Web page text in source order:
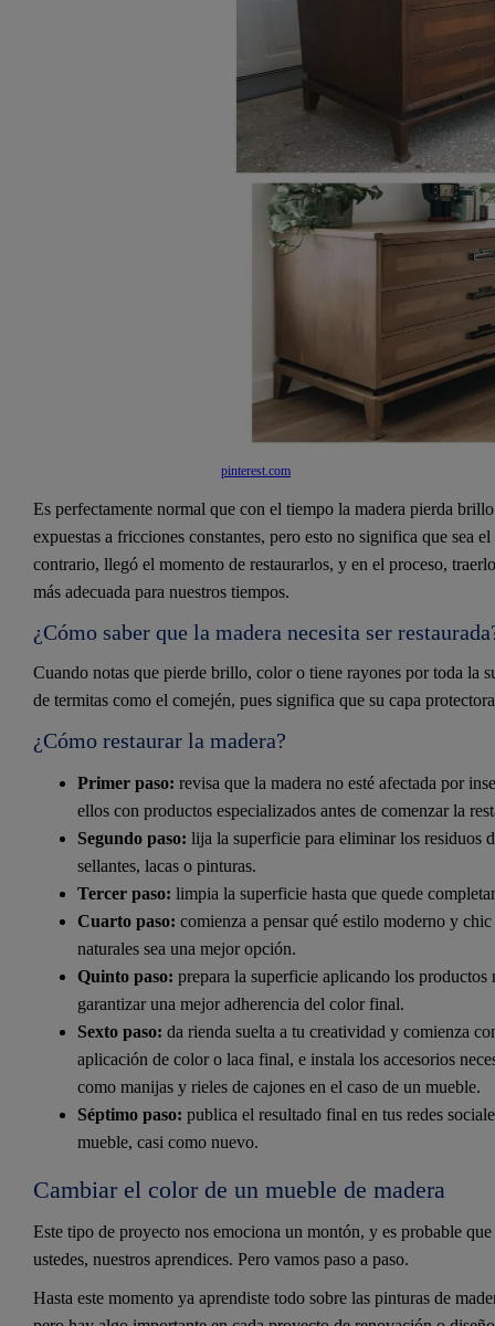
pinterest.com
Es perfectamente normal que con el tiempo la madera pierda
expuestas a fricciones constantes, pero esto no significa que sea
contrario, llegó el momento de restaurarlos, y en el proceso,
más adecuada para nuestros tiempos.
¿Cómo saber que la madera necesita ser
Cuando notas que pierde brillo, color o tiene rayones por toda la
de termitas como el comején, pues significa que su capa
¿Cómo restaurar la madera?
Primer paso: revisa que la madera no esté afectada por
ellos con productos especializados antes de comenzar la
Segundo paso: lija la superficie para eliminar los residuos
sellantes, lacas o pinturas.
Tercer paso: limpia la superficie hasta que quede
Cuarto paso: comienza a pensar qué estilo moderno y
naturales sea una mejor opción.
Quinto paso: prepara la superficie aplicando los productos
garantizar una mejor adherencia del color final.
Sexto paso: da rienda suelta a tu creatividad y comienza
aplicación de color o laca final, e instala los accesorios
como manijas y rieles de cajones en el caso de un mueble.
Séptimo paso: publica el resultado final en tus redes
mueble, casi como nuevo.
Cambiar el color de un mueble de madera
Este tipo de proyecto nos emociona un montón, y es probable
ustedes, nuestros aprendices. Pero vamos paso a paso.
Hasta este momento ya aprendiste todo sobre las pinturas de